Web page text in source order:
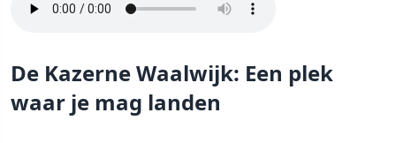
De Kazerne Waalwijk: Een plek
waar je mag landen